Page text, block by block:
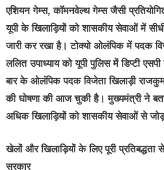
एशियन गेम्स, कॉमनवेल्थ गेम्स जैसी
यूपी के खिलाड़ियों को शासकीय सेवाओं में
जारी कर रखा है। टोक्यो ओलंपिक में पदक
ललित उपाध्याय को यूपी पुलिस में डिप्टी
बार के ओलंपिक पदक विजेता खिलाड़ी
की घोषणा की आज चुकी है। मुख्यमंत्री ने
अधिक खिलाड़ियों को शासकीय सेवाओं से
खेलों और खिलाड़ियों के लिए पूरी
सरकार